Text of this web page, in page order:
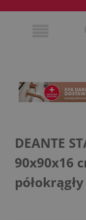
DEANTE
90x90x16
półokrągły